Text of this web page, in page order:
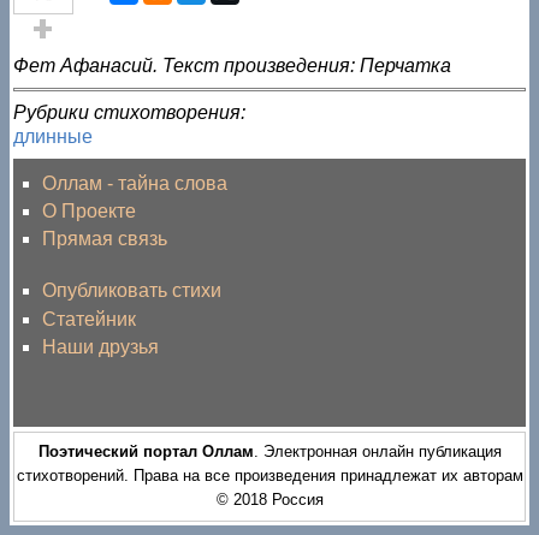
Голос за!
Фет Афанасий. Текст произведения: Перчатка
Рубрики стихотворения:
длинные
Оллам - тайна слова
О Проекте
Прямая связь
Опубликовать стихи
Статейник
Наши друзья
Поэтический портал Оллам. Электронная онлайн публикация
стихотворений. Права на все произведения принадлежат их авторам
© 2018 Россия